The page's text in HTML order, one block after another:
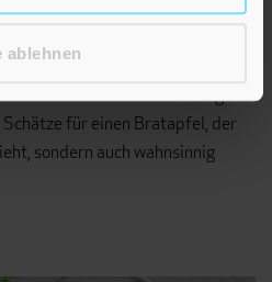
ablehnen
Füllung und Cremehaube
»Kleine Schätze«? Diesmal gibt
für einen Bratapfel, der
sondern auch wahnsinnig